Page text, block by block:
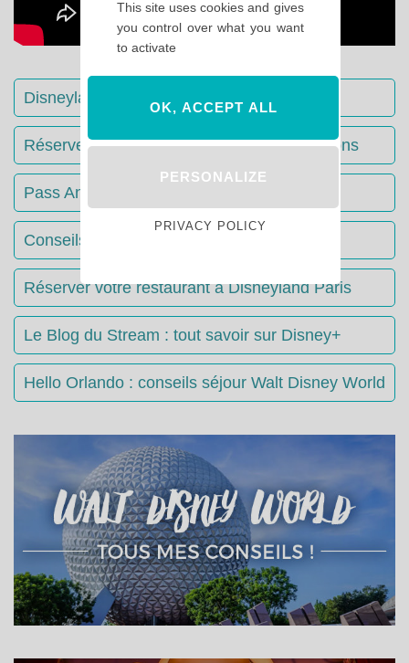
Disneyland Paris : Le guide complet
Réserver votre séjour : toutes les informations
Pass Annuels Disney : informations
Conseils & Astuces Disneyland Paris
Réserver votre restaurant à Disneyland Paris
Le Blog du Stream : tout savoir sur Disney+
Hello Orlando : conseils séjour Walt Disney World
This site uses cookies and gives
you control over what you want
to activate
OK, ACCEPT ALL
PERSONALIZE
PRIVACY POLICY